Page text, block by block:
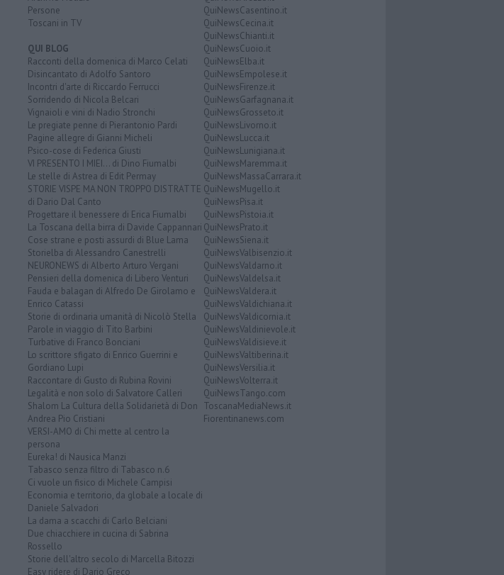
Persone
Toscani in TV
QUI BLOG
Racconti della domenica di Marco Celati
Disincantato di Adolfo Santoro
Incontri d'arte di Riccardo Ferrucci
Sorridendo di Nicola Belcari
Vignaioli e vini di Nadio Stronchi
Le pregiate penne di Pierantonio Pardi
Pagine allegre di Gianni Micheli
Psico-cose di Federica Giusti
VI PRESENTO I MIEI... di Dino Fiumalbi
Le stelle di Astrea di Edit Permay
STORIE VISPE MA NON TROPPO DISTRATTE
di Dario Dal Canto
Progettare il benessere di Erica Fiumalbi
La Toscana della birra di Davide Cappannari
Cose strane e posti assurdi di Blue Lama
Storielba di Alessandro Canestrelli
NEURONEWS di Alberto Arturo Vergani
Pensieri della domenica di Libero Venturi
Fauda e balagan di Alfredo De Girolamo e
Enrico Catassi
Storie di ordinaria umanità di Nicolò Stella
Parole in viaggio di Tito Barbini
Turbative di Franco Bonciani
Lo scrittore sfigato di Enrico Guerrini e
Gordiano Lupi
Raccontare di Gusto di Rubina Rovini
Legalità e non solo di Salvatore Calleri
Shalom La Cultura della Solidarietà di Don
Andrea Pio Cristiani
VERSI-AMO di Chi mette al centro la
persona
Eureka! di Nausica Manzi
Tabasco senza filtro di Tabasco n.6
Ci vuole un fisico di Michele Campisi
Economia e territorio, da globale a locale di
Daniele Salvadori
La dama a scacchi di Carlo Belciani
Due chiacchiere in cucina di Sabrina
Rossello
Storie dell'altro secolo di Marcella Bitozzi
Easy ridere di Dario Greco
QuiNewsCasentino.it
QuiNewsCecina.it
QuiNewsChianti.it
QuiNewsCuoio.it
QuiNewsElba.it
QuiNewsEmpolese.it
QuiNewsFirenze.it
QuiNewsGarfagnana.it
QuiNewsGrosseto.it
QuiNewsLivorno.it
QuiNewsLucca.it
QuiNewsLunigiana.it
QuiNewsMaremma.it
QuiNewsMassaCarrara.it
QuiNewsMugello.it
QuiNewsPisa.it
QuiNewsPistoia.it
QuiNewsPrato.it
QuiNewsSiena.it
QuiNewsValbisenzio.it
QuiNewsValdarno.it
QuiNewsValdelsa.it
QuiNewsValdera.it
QuiNewsValdichiana.it
QuiNewsValdicornia.it
QuiNewsValdinievole.it
QuiNewsValdisieve.it
QuiNewsValtiberina.it
QuiNewsVersilia.it
QuiNewsVolterra.it
QuiNewsTango.com
ToscanaMediaNews.it
Fiorentinanews.com